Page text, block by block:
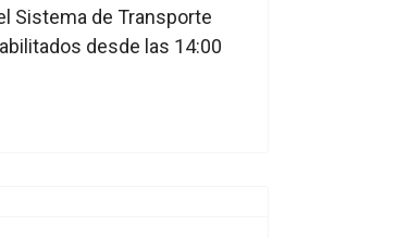
Sistema de Transporte
desde las 14:00